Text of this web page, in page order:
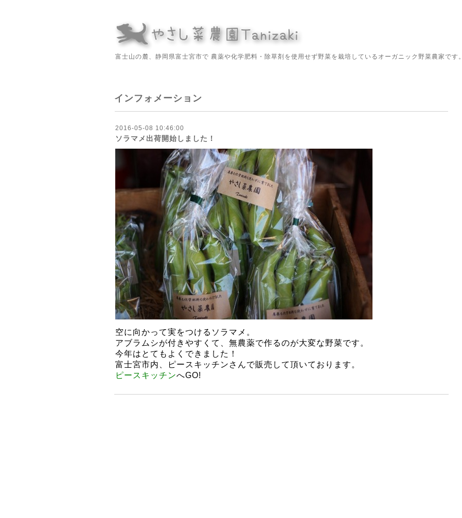
富士山の麓、静岡県富士宮市で 農薬や化学肥料・除草剤を使用せず野菜を栽培しているオーガニック野菜農家です。
インフォメーション
2016-05-08 10:46:00
ソラマメ出荷開始しました！
空に向かって実をつけるソラマメ。
アブラムシが付きやすくて、無農薬で作るのが大変な野菜です。
今年はとてもよくできました！
富士宮市内、ピースキッチンさんで販売して頂いております。
ピースキッチンへGO!